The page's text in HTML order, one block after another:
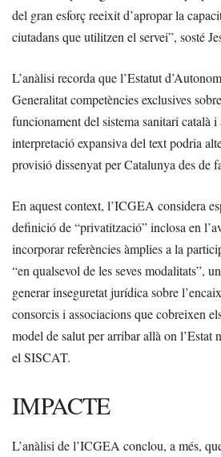
del gran esforç reeixit d’apropar la
ciutadans que utilitzen el servei”, sosté
L’anàlisi recorda que l’Estatut
Generalitat competències exclusives
funcionament del sistema sanitari català i
interpretació expansiva del text podria
provisió dissenyat per Catalunya des de
En aquest context, l’ICGEA considera
definició de “privatització” inclosa en
incorporar referències àmplies a la
“en qualsevol de les seves modalitats”,
generar inseguretat jurídica sobre
consorcis i associacions que cobreixen
model de salut per arribar allà on l’Estat
el SISCAT.
IMPACTE
L’anàlisi de l’ICGEA conclou, a més,